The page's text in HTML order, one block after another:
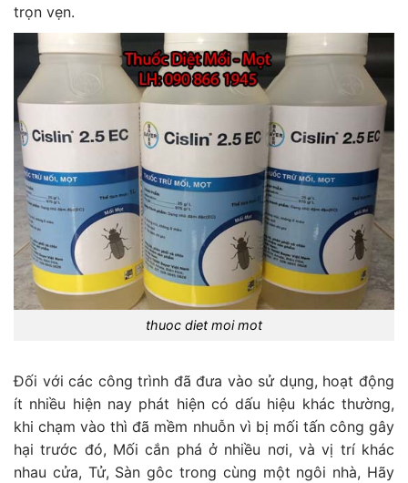
trọn vẹn.
thuoc diet moi mot
Đối với các công trình đã đưa vào sử dụng, hoạt động
ít nhiều hiện nay phát hiện có dấu hiệu khác thường,
khi chạm vào thì đã mềm nhuỗn vì bị mối tấn công gây
hại trước đó, Mối cắn phá ở nhiều nơi, và vị trí khác
nhau cửa, Tử, Sàn gôc trong cùng một ngôi nhà, Hãy